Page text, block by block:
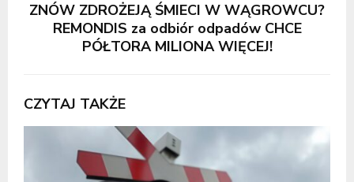
ZNÓW ZDROŻEJĄ ŚMIECI W WĄGROWCU?
REMONDIS za odbiór odpadów CHCE
PÓŁTORA MILIONA WIĘCEJ!
CZYTAJ TAKŻE